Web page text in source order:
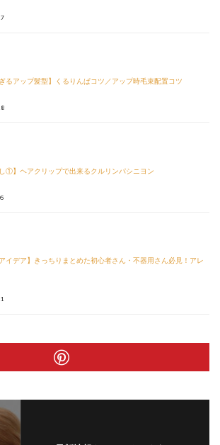
ぎるアップ髪型】くるりんぱコツ／アップ時毛束配置コツ
し①】ヘアクリップで出来るクルリンパシニヨン
アイデア】きっちりまとめた初心者さん・不器用さん必見！アレ